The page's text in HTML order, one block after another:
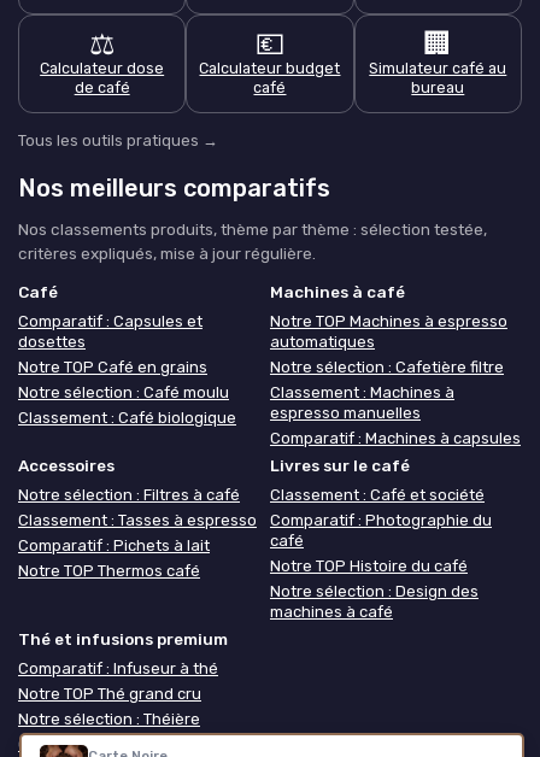
⚖️
Calculateur dose
de café
💶
Calculateur budget
café
🏢
Simulateur café au
bureau
Tous les outils pratiques →
Nos meilleurs comparatifs
Nos classements produits, thème par thème : sélection testée,
critères expliqués, mise à jour régulière.
Café
Comparatif : Capsules et
dosettes
Notre TOP Café en grains
Notre sélection : Café moulu
Classement : Café biologique
Machines à café
Notre TOP Machines à espresso
automatiques
Notre sélection : Cafetière filtre
Classement : Machines à
espresso manuelles
Comparatif : Machines à capsules
Accessoires
Notre sélection : Filtres à café
Classement : Tasses à espresso
Comparatif : Pichets à lait
Notre TOP Thermos café
Livres sur le café
Classement : Café et société
Comparatif : Photographie du
café
Notre TOP Histoire du café
Notre sélection : Design des
machines à café
Thé et infusions premium
Comparatif : Infuseur à thé
Notre TOP Thé grand cru
Notre sélection : Théière
Classement : Coffret thé